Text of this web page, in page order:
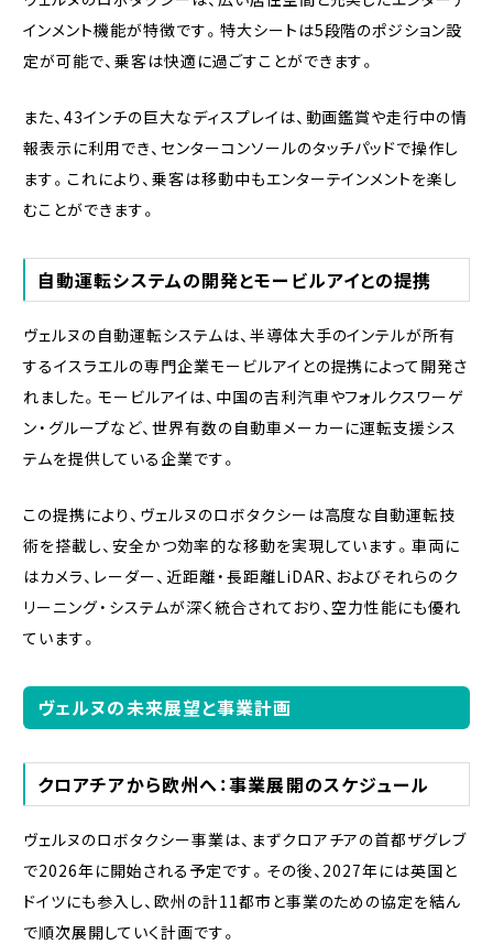
インメント機能が特徴です。特大シートは5段階のポジション設
定が可能で、乗客は快適に過ごすことができます。
また、43インチの巨大なディスプレイは、動画鑑賞や走行中の情
報表示に利用でき、センターコンソールのタッチパッドで操作し
ます。これにより、乗客は移動中もエンターテインメントを楽し
むことができます。
自動運転システムの開発とモービルアイとの提携
ヴェルヌの自動運転システムは、半導体大手のインテルが所有
するイスラエルの専門企業モービルアイとの提携によって開発さ
れました。モービルアイは、中国の吉利汽車やフォルクスワーゲ
ン・グループなど、世界有数の自動車メーカーに運転支援シス
テムを提供している企業です。
この提携により、ヴェルヌのロボタクシーは高度な自動運転技
術を搭載し、安全かつ効率的な移動を実現しています。車両に
はカメラ、レーダー、近距離・長距離LiDAR、およびそれらのク
リーニング・システムが深く統合されており、空力性能にも優れ
ています。
ヴェルヌの未来展望と事業計画
クロアチアから欧州へ：事業展開のスケジュール
ヴェルヌのロボタクシー事業は、まずクロアチアの首都ザグレブ
で2026年に開始される予定です。その後、2027年には英国と
ドイツにも参入し、欧州の計11都市と事業のための協定を結ん
で順次展開していく計画です。